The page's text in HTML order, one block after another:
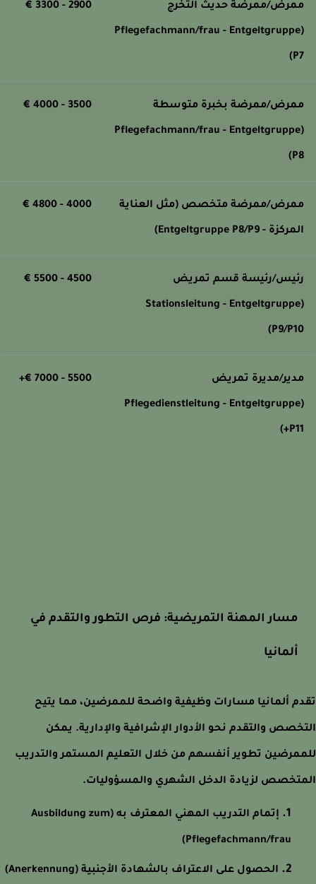
ممرض/ممرضة حديث التخرج
(Pflegefachmann/frau - Entgeltgruppe
2900 - 3300 €
ممرض/ممرضة بخبرة متوسطة
(Pflegefachmann/frau - Entgeltgruppe
3500 - 4000 €
ممرض/ممرضة متخصص (مثل العناية
المركزة - Entgeltgruppe P8/P9)
4000 - 4800 €
رئيس/رئيسة قسم تمريض
(Stationsleitung - Entgeltgruppe
P9/P10)
4500 - 5500 €
مدير/مديرة تمريض
(Pflegedienstleitung - Entgeltgruppe
P11+)
5500 - 7000 €+
مسار المهنة التمريضية: فرص التطور والتقدم في
ألمانيا
ألمانيا مسارات وظيفية واضحة للممرضين، مما يتيح
والتقدم نحو الأدوار الإشرافية والإدارية. يمكن
تطوير أنفسهم من خلال التعليم المستمر والتدريب
لزيادة الدخل الشهري والمسؤوليات.
إتمام التدريب المهني المعترف به (Ausbildung zum
Pflegefachmann/frau)
الحصول على الاعتراف بالشهادة الأجنبية (Anerkennung)